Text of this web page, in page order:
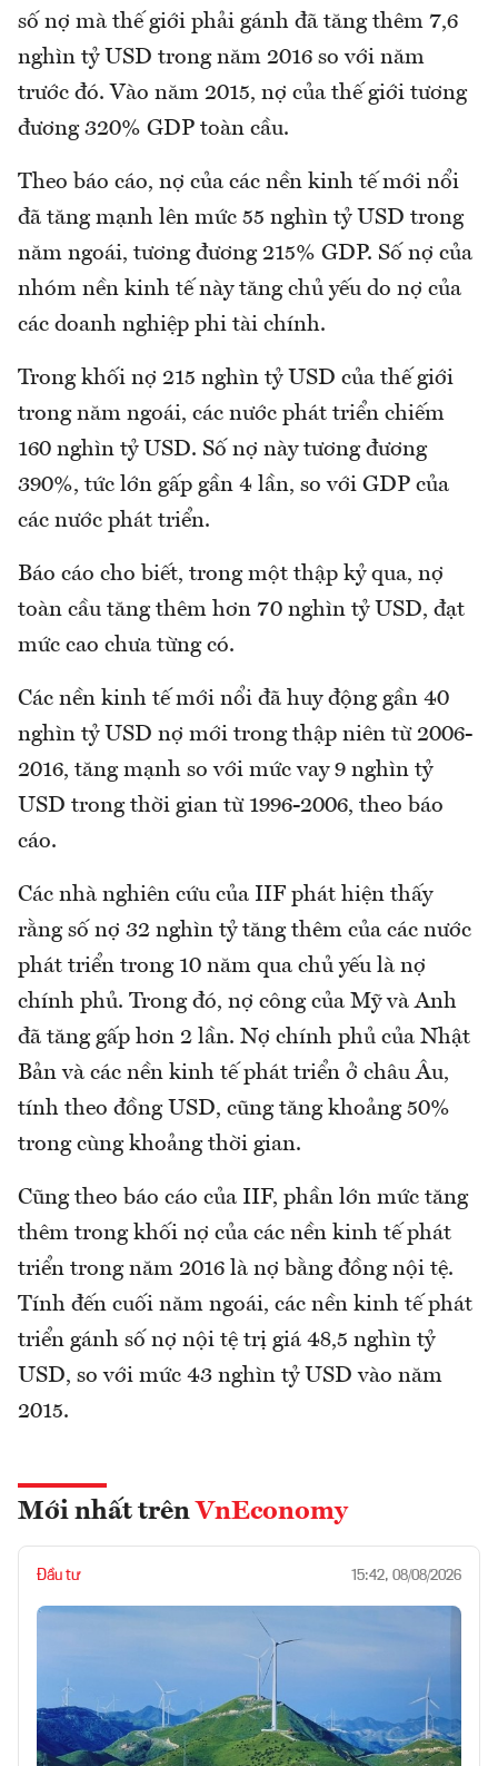
số nợ mà thế giới phải gánh đã tăng thêm 7,6
nghìn tỷ USD trong năm 2016 so với năm
trước đó. Vào năm 2015, nợ của thế giới tương
đương 320% GDP toàn cầu.
Theo báo cáo, nợ của các nền kinh tế mới nổi
đã tăng mạnh lên mức 55 nghìn tỷ USD trong
năm ngoái, tương đương 215% GDP. Số nợ của
nhóm nền kinh tế này tăng chủ yếu do nợ của
các doanh nghiệp phi tài chính.
Trong khối nợ 215 nghìn tỷ USD của thế giới
trong năm ngoái, các nước phát triển chiếm
160 nghìn tỷ USD. Số nợ này tương đương
390%, tức lớn gấp gần 4 lần, so với GDP của
các nước phát triển.
Báo cáo cho biết, trong một thập kỷ qua, nợ
toàn cầu tăng thêm hơn 70 nghìn tỷ USD, đạt
mức cao chưa từng có.
Các nền kinh tế mới nổi đã huy động gần 40
nghìn tỷ USD nợ mới trong thập niên từ 2006-
2016, tăng mạnh so với mức vay 9 nghìn tỷ
USD trong thời gian từ 1996-2006, theo báo
cáo.
Các nhà nghiên cứu của IIF phát hiện thấy
rằng số nợ 32 nghìn tỷ tăng thêm của các nước
phát triển trong 10 năm qua chủ yếu là nợ
chính phủ. Trong đó, nợ công của Mỹ và Anh
đã tăng gấp hơn 2 lần. Nợ chính phủ của Nhật
Bản và các nền kinh tế phát triển ở châu Âu,
tính theo đồng USD, cũng tăng khoảng 50%
trong cùng khoảng thời gian.
Cũng theo báo cáo của IIF, phần lớn mức tăng
thêm trong khối nợ của các nền kinh tế phát
triển trong năm 2016 là nợ bằng đồng nội tệ.
Tính đến cuối năm ngoái, các nền kinh tế phát
triển gánh số nợ nội tệ trị giá 48,5 nghìn tỷ
USD, so với mức 43 nghìn tỷ USD vào năm
2015.
Mới nhất trên VnEconomy
Đầu tư 15:42, 08/08/2026